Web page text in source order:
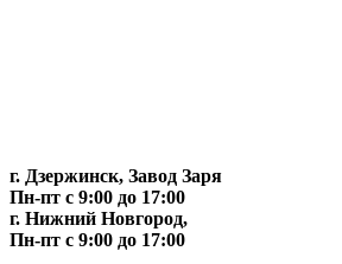
г. Дзержинск, Завод Заря
Пн-пт c 9:00 до 17:00
г. Нижний Новгород,
Пн-пт c 9:00 до 17:00